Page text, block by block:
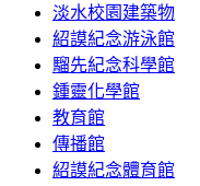
淡水校園建築物
紹謨紀念游泳館
騮先紀念科學館
鍾靈化學館
教育館
傳播館
紹謨紀念體育館